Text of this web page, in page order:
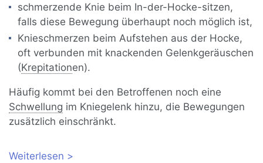
schmerzende Knie beim In-der-Hocke-sitzen,
falls diese Bewegung überhaupt noch möglich ist,
Knieschmerzen beim Aufstehen aus der Hocke,
oft verbunden mit knackenden Gelenkgeräuschen
(Krepitationen).
Häufig kommt bei den Betroffenen noch eine
Schwellung im Kniegelenk hinzu, die Bewegungen
zusätzlich einschränkt.
Weiterlesen über Knieschmerzen beim Beugen und